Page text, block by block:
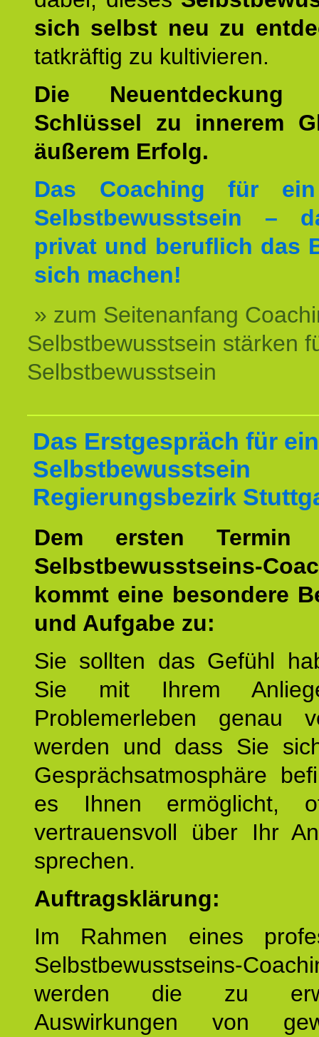
sich selbst neu zu
tatkräftig zu kultivieren.
Die
Schlüssel zu innerem
äußerem Erfolg.
Das Coaching für
Selbstbewusstsein –
privat und beruflich das
sich machen!
» zum Seitenanfang
Selbstbewusstsein stärken
Selbstbewusstsein
Das Erstgespräch für
Selbstbewusstsein
Regierungsbezirk
Dem ersten
Selbstbewusstseins-
kommt eine besondere
und Aufgabe zu:
Sie sollten das Gefühl
Sie mit Ihrem
Problemerleben genau
werden und dass Sie
Gesprächsatmosphäre
es Ihnen ermöglicht,
vertrauensvoll über Ihr
sprechen.
Auftragsklärung:
Im Rahmen eines
Selbstbewusstseins-
werden die zu
Auswirkungen von